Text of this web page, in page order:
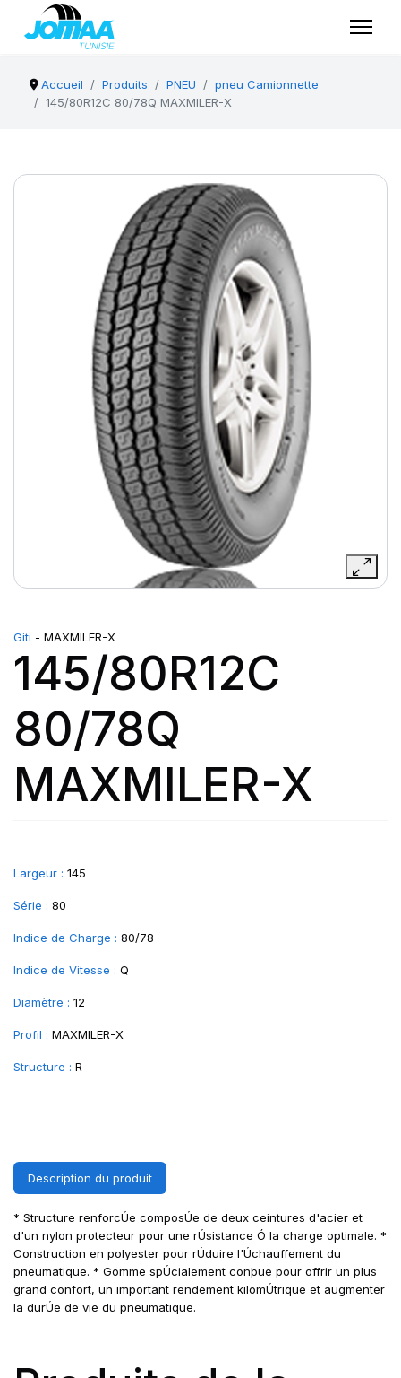
Accueil Produits PNEU
pneu Camionnette
145/80R12C 80/78Q MAXMILER-X
Giti - MAXMILER-X
145/80R12C
80/78Q
MAXMILER-X
Largeur : 145
Série : 80
Indice de Charge : 80/78
Indice de Vitesse : Q
Diamètre : 12
Profil : MAXMILER-X
Structure : R
Description du produit
* Structure renforcÚe composÚe de deux ceintures d'acier et
d'un nylon protecteur pour une rÚsistance Ó la charge optimale. *
Construction en polyester pour rÚduire l'Úchauffement du
pneumatique. * Gomme spÚcialement conþue pour offrir un plus
grand confort, un important rendement kilomÚtrique et augmenter
la durÚe de vie du pneumatique.